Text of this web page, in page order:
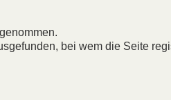
bei wem die Seite